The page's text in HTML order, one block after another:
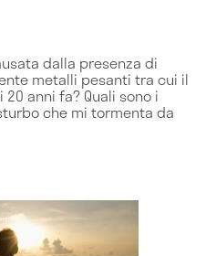
dalla presenza di
metalli pesanti tra cui il
anni fa? Quali sono i
che mi tormenta da